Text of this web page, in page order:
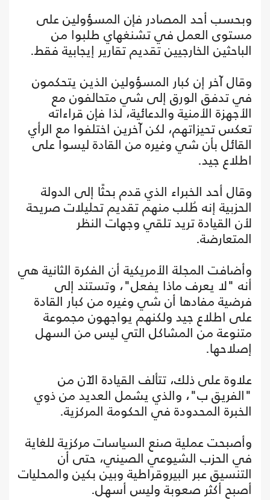
وبحسب أحد المصادر فإن المسؤولين على
مستوى العمل في تشنغهاي طلبوا من
الباحثين الخارجيين تقديم تقارير إيجابية فقط.
وقال آخر إن كبار المسؤولين الذين يتحكمون
في تدفق الورق إلى شي متحالفون مع
الأجهزة الأمنية والدعائية، لذا فإن قراءاته
تعكس تحيزاتهم، لكن آخرين اختلفوا مع الرأي
القائل بأن شي وغيره من القادة ليسوا على
اطلاع جيد.
وقال أحد الخبراء الذي قدم بحثًا إلى الدولة
الحزبية إنه طُلب منهم تقديم تحليلات صريحة
لأن القيادة تريد تلقي وجهات النظر
المتعارضة.
وأضافت المجلة الأمريكية أن الفكرة الثانية هي
أنه "لا يعرف ماذا يفعل"، وتستند إلى
فرضية مفادها أن شي وغيره من كبار القادة
على اطلاع جيد ولكنهم يواجهون مجموعة
متنوعة من المشاكل التي ليس من السهل
إصلاحها.
علاوة على ذلك، تتألف القيادة الآن من
"الفريق ب"، والذي يشمل العديد من ذوي
الخبرة المحدودة في الحكومة المركزية.
وأصبحت عملية صنع السياسات مركزية للغاية
في الحزب الشيوعي الصيني، حتى أن
التنسيق عبر البيروقراطية وبين بكين والمحليات
أصبح أكثر صعوبة وليس أسهل.